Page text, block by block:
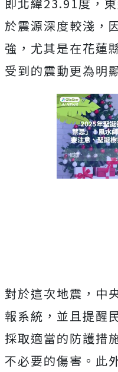
於震源深度較淺，
強，尤其是在花蓮
受到的震動更為明
對於這次地震，中
報系統，並且提醒
採取適當的防護措
不必要的傷害。此